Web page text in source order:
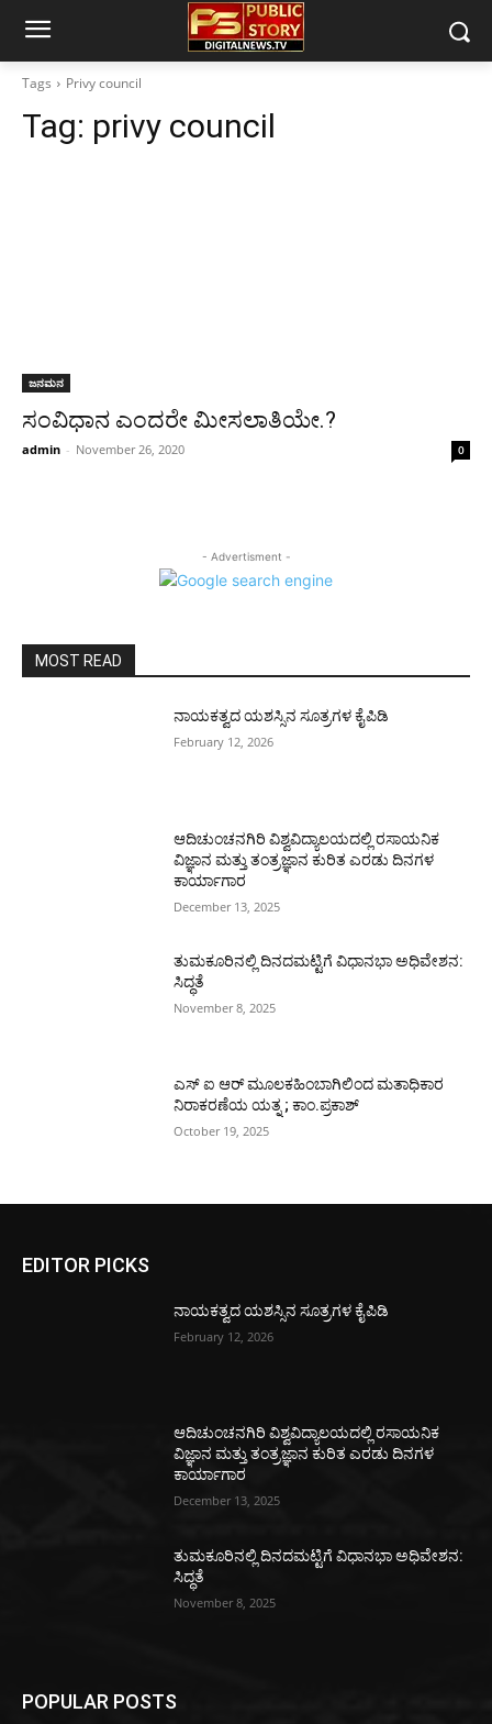
Tags Privy council
Tag: privy council
ಜನಮನ
ಸಂವಿಧಾನ ಎಂದರೇ ಮೀಸಲಾತಿಯೇ.?
admin - November 26, 2020 0
- Advertisment -
MOST READ
ನಾಯಕತ್ವದ ಯಶಸ್ಸಿನ ಸೂತ್ರಗಳ ಕೈಪಿಡಿ
February 12, 2026
ಆದಿಚುಂಚನಗಿರಿ ವಿಶ್ವವಿದ್ಯಾಲಯದಲ್ಲಿ ರಸಾಯನಿಕ
ವಿಜ್ಞಾನ ಮತ್ತು ತಂತ್ರಜ್ಞಾನ ಕುರಿತ ಎರಡು ದಿನಗಳ
ಕಾರ್ಯಾಗಾರ
December 13, 2025
ತುಮಕೂರಿನಲ್ಲಿ ದಿನದಮಟ್ಟಿಗೆ ವಿಧಾನಭಾ ಅಧಿವೇಶನ:
ಸಿದ್ಧತೆ
November 8, 2025
ಎಸ್ ಐ ಆರ್ ಮೂಲಕಹಿಂಬಾಗಿಲಿಂದ ಮತಾಧಿಕಾರ
ನಿರಾಕರಣೆಯ ಯತ್ನ ; ಕಾಂ.ಪ್ರಕಾಶ್
October 19, 2025
EDITOR PICKS
ನಾಯಕತ್ವದ ಯಶಸ್ಸಿನ ಸೂತ್ರಗಳ ಕೈಪಿಡಿ
February 12, 2026
ಆದಿಚುಂಚನಗಿರಿ ವಿಶ್ವವಿದ್ಯಾಲಯದಲ್ಲಿ ರಸಾಯನಿಕ
ವಿಜ್ಞಾನ ಮತ್ತು ತಂತ್ರಜ್ಞಾನ ಕುರಿತ ಎರಡು ದಿನಗಳ
ಕಾರ್ಯಾಗಾರ
December 13, 2025
ತುಮಕೂರಿನಲ್ಲಿ ದಿನದಮಟ್ಟಿಗೆ ವಿಧಾನಭಾ ಅಧಿವೇಶನ:
ಸಿದ್ಧತೆ
November 8, 2025
POPULAR POSTS